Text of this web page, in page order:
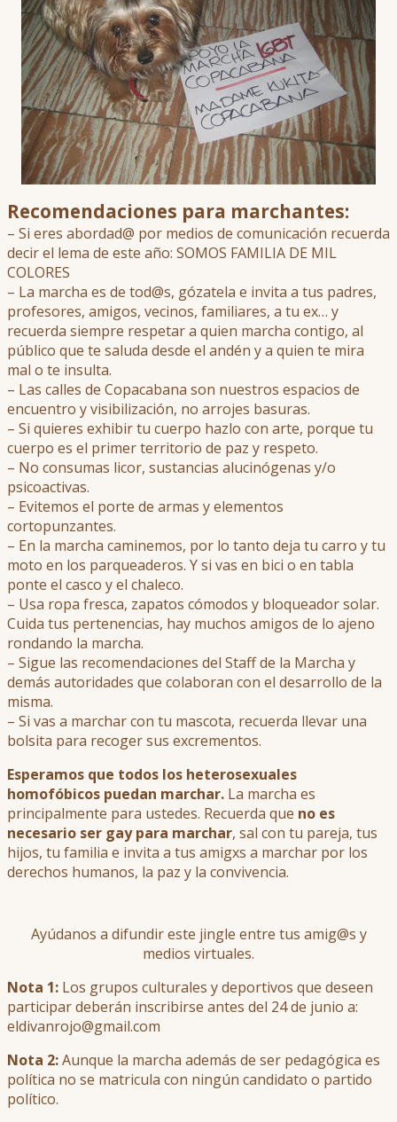
Recomendaciones para marchantes:
– Si eres abordad@ por medios de comunicación recuerda
decir el lema de este año: SOMOS FAMILIA DE MIL
COLORES
– La marcha es de tod@s, gózatela e invita a tus padres,
profesores, amigos, vecinos, familiares, a tu ex… y
recuerda siempre respetar a quien marcha contigo, al
público que te saluda desde el andén y a quien te mira
mal o te insulta.
– Las calles de Copacabana son nuestros espacios de
encuentro y visibilización, no arrojes basuras.
– Si quieres exhibir tu cuerpo hazlo con arte, porque tu
cuerpo es el primer territorio de paz y respeto.
– No consumas licor, sustancias alucinógenas y/o
psicoactivas.
– Evitemos el porte de armas y elementos
cortopunzantes.
– En la marcha caminemos, por lo tanto deja tu carro y tu
moto en los parqueaderos. Y si vas en bici o en tabla
ponte el casco y el chaleco.
– Usa ropa fresca, zapatos cómodos y bloqueador solar.
Cuida tus pertenencias, hay muchos amigos de lo ajeno
rondando la marcha.
– Sigue las recomendaciones del Staff de la Marcha y
demás autoridades que colaboran con el desarrollo de la
misma.
– Si vas a marchar con tu mascota, recuerda llevar una
bolsita para recoger sus excrementos.
Esperamos que todos los heterosexuales
homofóbicos puedan marchar. La marcha es
principalmente para ustedes. Recuerda que no es
necesario ser gay para marchar, sal con tu pareja, tus
hijos, tu familia e invita a tus amigxs a marchar por los
derechos humanos, la paz y la convivencia.
Ayúdanos a difundir este jingle entre tus amig@s y
medios virtuales.
Nota 1: Los grupos culturales y deportivos que deseen
participar deberán inscribirse antes del 24 de junio a:
eldivanrojo@gmail.com
Nota 2:Aunque la marcha además de ser pedagógica es
política no se matricula con ningún candidato o partido
político.